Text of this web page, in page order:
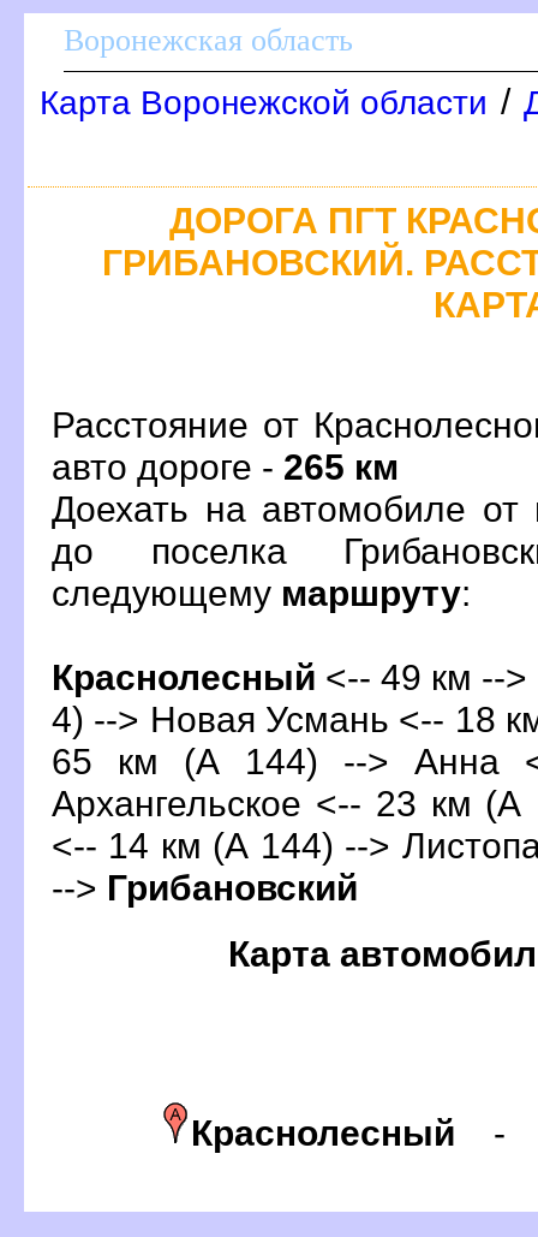
оронежская область
Карта Воронежской области /
ДОРОГА ПГТ
ГРИБАНОВСКИЙ.
Расстояние от
авто дороге - 265 км
Доехать на автомобиле от
до поселка
следующему маршруту:
Краснолесный <-- 49 км -->
4) --> Новая Усмань <-- 18
65 км (А 144) --> Анна
Архангельское <-- 23 км
<-- 14 км (А 144) -->
--> Грибановский
Карта
Краснолесный